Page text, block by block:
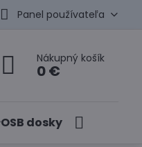
Panel používateľa
Nákupný košík
0 €
OSB dosky